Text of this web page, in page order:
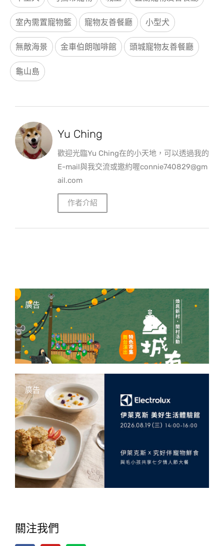
室內需置寵物籃 寵物友善餐廳 小型犬
無敵海景 金車伯朗咖啡館 頭城寵物友善餐廳
龜山島
Yu Ching
歡迎光臨Yu Ching在的小天地，可以透過我的
E-mail與我交流或邀約喔connie740829@gm
ail.com
作者介紹
廣告
廣告
關注我們